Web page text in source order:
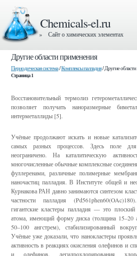
Chemicals-el.ru
» Сайт о химических элементах
Другие области применения
Периодическая система/Комплексы палладия/ Другие
Страница 1
Восстановительный термолиз
позволяет получать наноразмерные
интерметаллиды [5].
Учёные продолжают искать и новые
самых разных процессов. Здесь поле для
неограничено. На каталитическую
многочисленные обычные комплексные
фуллеренами, различные полимерные
наночастиц палладия. В Институте общей и
Курнакова РАН давно занимаются синтезом
частности палладия
гигантские кластеры палладия — это
атома, имеющий форму диска (толщина 15–20
50–100 ангстрем), стабилизированный
Учёные уже доказали, что нанокластеры
активность в реакциях окисления олефинов и
и олефинов, дегидрохлорирования